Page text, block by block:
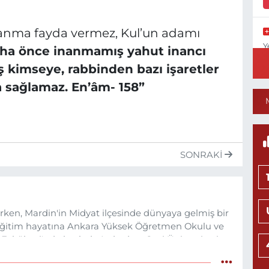
fayda vermez, Kul’un adamı
önce inanmamış yahut inancı
kimseye, rabbinden bazı işaretler
En’âm- 158”
SONRAKI
Mardin'in Midyat ilçesinde dünyaya gelmiş bir
hayatına Ankara Yüksek Öğretmen Okulu ve
başladı. Ardından, Gazi Üniversitesi
sonra, Gazi Üniversitesi'nde öğretim üyesi olarak